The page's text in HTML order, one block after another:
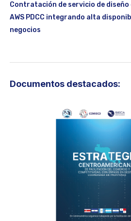
Contratación de servicio de
AWS PDCC integrando alta
negocios
Documentos destacados: